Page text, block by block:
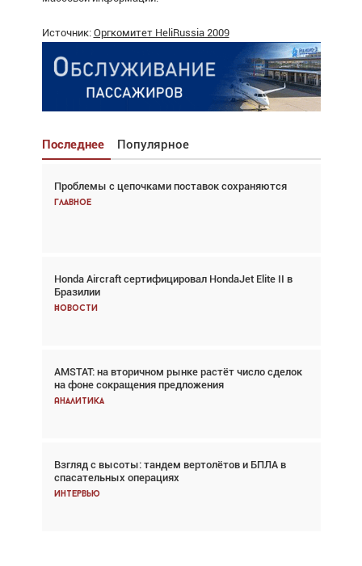
Источник: Оргкомитет HeliRussia 2009
Последнее Популярное
Проблемы с цепочками поставок сохраняются
Главное
Honda Aircraft сертифицировал HondaJet Elite II в
Бразилии
Новости
AMSTAT: на вторичном рынке растёт число сделок
на фоне сокращения предложения
Аналитика
Взгляд с высоты: тандем вертолётов и БПЛА в
спасательных операциях
Интервью
Взгляд с высоты: тандем вертолётов и БПЛА в
спасательных операциях
Авиационный фотограф Дэйв Кох: «Фотография
говорит сама за себя... а ИИ всё портит»
Новости
Проблемы с цепочками поставок сохраняются
Аналитика
Частный самолёт – это актив. Подходите к
покупке соответствующим образом
Интервью